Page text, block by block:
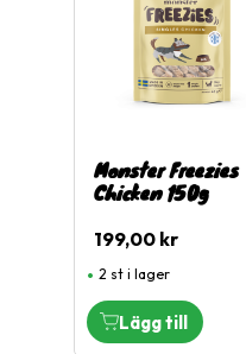
Monster Freezies
Chicken 150g
199,00 kr
2 st i lager